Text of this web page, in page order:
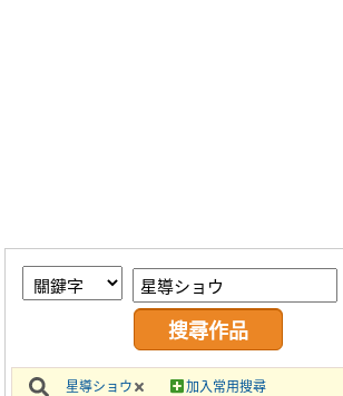
繪圖藝廊
交流中心
攤位轉讓區
會員功能選單
星導ショウ 加入常用搜尋